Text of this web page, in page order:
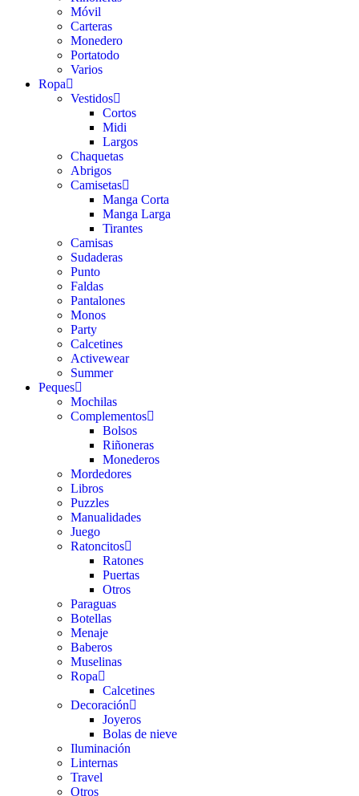
Móvil
Carteras
Monedero
Portatodo
Varios
Ropa
Vestidos
Cortos
Midi
Largos
Chaquetas
Abrigos
Camisetas
Manga Corta
Manga Larga
Tirantes
Camisas
Sudaderas
Punto
Faldas
Pantalones
Monos
Party
Calcetines
Activewear
Summer
Peques
Mochilas
Complementos
Bolsos
Riñoneras
Monederos
Mordedores
Libros
Puzzles
Manualidades
Juego
Ratoncitos
Ratones
Puertas
Otros
Paraguas
Botellas
Menaje
Baberos
Muselinas
Ropa
Calcetines
Decoración
Joyeros
Bolas de nieve
Iluminación
Linternas
Travel
Otros